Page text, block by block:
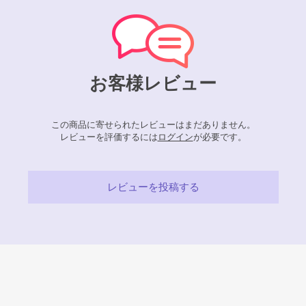
お客様レビュー
この商品に寄せられたレビューはまだありません。
レビューを評価するには ログインが必要です。
レビューを投稿する